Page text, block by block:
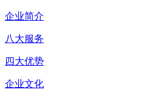
企业简介
八大服务
四大优势
企业文化